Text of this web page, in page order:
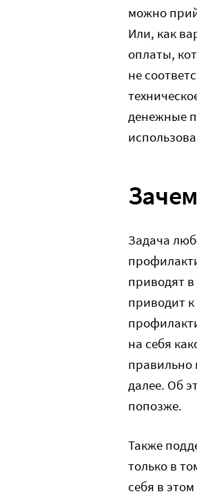
можно
Или, как
оплаты,
не
денежные
Задача
приводят
приводит
на себя
правильно
далее. Об
попозже.
Также
только в
себя в